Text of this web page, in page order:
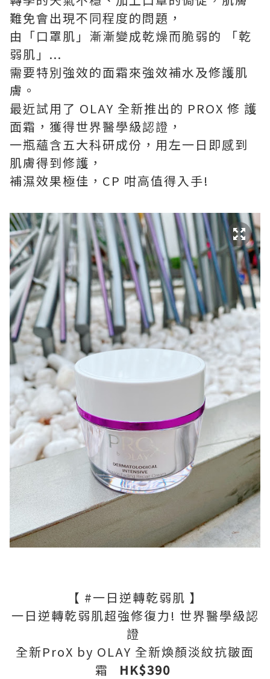
難免會出現不同程度的問題，
由「口罩肌」漸漸變成乾燥而脆弱的 「乾
弱肌」...
需要特別強效的面霜來強效補水及修護肌
膚。
最近試用了 OLAY 全新推出的 PROX 修 護
面霜，獲得世界醫學級認證，
一瓶蘊含五大科研成份，用左一日即感到
肌膚得到修護，
補濕效果極佳，CP 咁高值得入手!
【 #一日逆轉乾弱肌 】
一日逆轉乾弱肌超強修復力! 世界醫學級認
證
全新ProX by OLAY 全新煥顏淡紋抗皺面
霜 HK$390